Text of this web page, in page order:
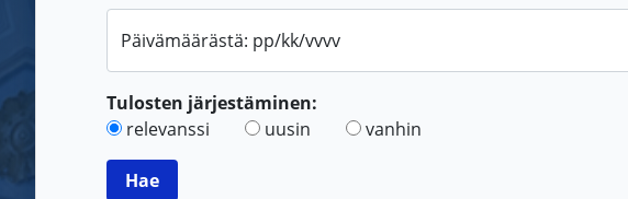
Päivämäärästä: pp/kk/vvvv
Tulosten järjestäminen:
relevanssi
uusin vanhin